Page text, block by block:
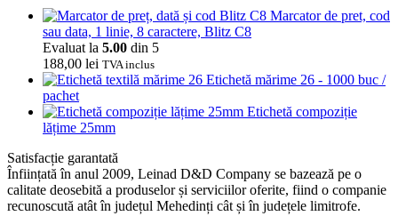
Marcator de pret, cod
sau data, 1 linie, 8 caractere, Blitz C8
Evaluat la 5.00 din 5
188,00 lei TVA inclus
Etichetă mărime 26 - 1000 buc /
pachet
Etichetă compoziție
lățime 25mm
Satisfacție garantată
Înființată în anul 2009, Leinad D&D Company se bazează pe o
calitate deosebită a produselor și serviciilor oferite, fiind o companie
recunoscută atât în județul Mehedinți cât și în județele limitrofe.